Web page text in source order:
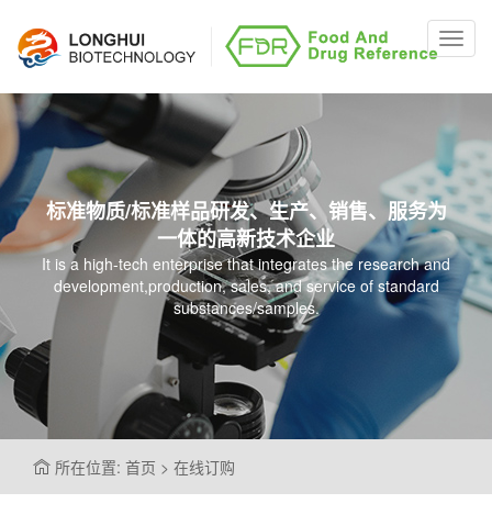
标准物质/标准样品研发、生产、销售、服务为
一体的高新技术企业
It is a high-tech enterprise that integrates the research and
development,production, sales, and service of standard
substances/samples.
所在位置: 首页 > 在线订购